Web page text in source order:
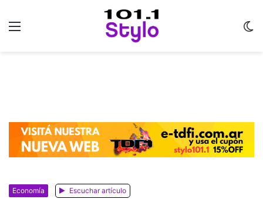
Economía Escuchar artículo